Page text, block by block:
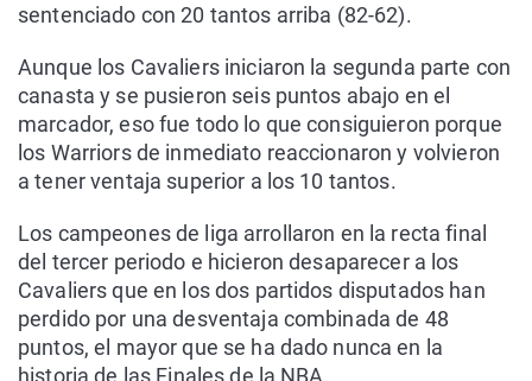
sentenciado con 20 tantos arriba (82-62).
Aunque los Cavaliers iniciaron la segunda parte con
canasta y se pusieron seis puntos abajo en el
marcador, eso fue todo lo que consiguieron porque
los Warriors de inmediato reaccionaron y volvieron
a tener ventaja superior a los 10 tantos.
Los campeones de liga arrollaron en la recta final
del tercer periodo e hicieron desaparecer a los
Cavaliers que en los dos partidos disputados han
perdido por una desventaja combinada de 48
puntos, el mayor que se ha dado nunca en la
historia de las Finales de la NBA.